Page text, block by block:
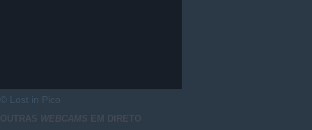
© Lost in Pico
OUTRAS WEBCAMS EM DIRETO